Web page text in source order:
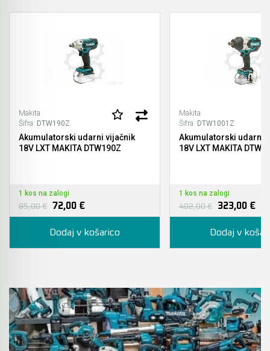
Makita
Šifra: DTW190Z
Akumulatorski udarni vijačnik
18V LXT MAKITA DTW190Z
1 kos na zalogi
85,00 €
72,00 €
Dodaj v košarico
Makita
Šifra: DTW1001Z
Akumulatorski udarni
18V LXT MAKITA
1 kos na zalogi
402,00 €
323,00 €
Dodaj v